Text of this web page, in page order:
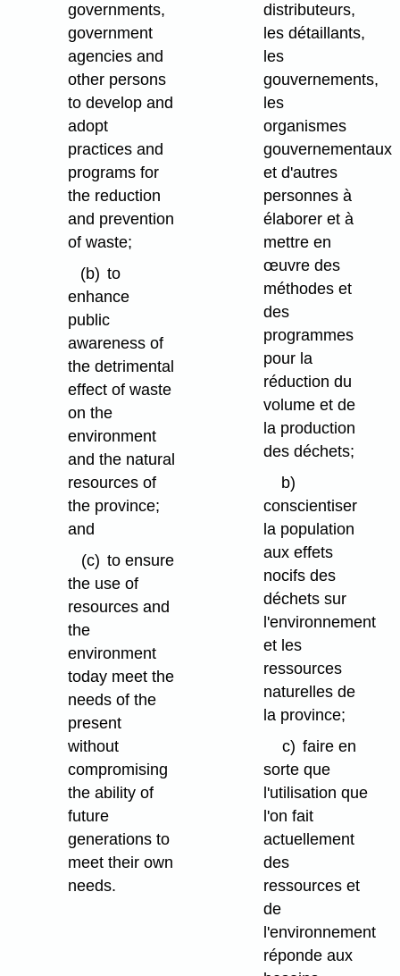
governments,
government
agencies and
other persons
to develop and
adopt
practices and
programs for
the reduction
and prevention
of waste;
(b) to
enhance
public
awareness of
the detrimental
effect of waste
on the
environment
and the natural
resources of
the province;
and
(c) to ensure
the use of
resources and
the
environment
today meet the
needs of the
present
without
compromising
the ability of
future
generations to
meet their own
needs.
distributeurs,
les détaillants,
les
gouvernements,
les
organismes
gouvernementaux
et d'autres
personnes à
élaborer et à
mettre en
œuvre des
méthodes et
des
programmes
pour la
réduction du
volume et de
la production
des déchets;
b)
conscientiser
la population
aux effets
nocifs des
déchets sur
l'environnement
et les
ressources
naturelles de
la province;
c) faire en
sorte que
l'utilisation que
l'on fait
actuellement
des
ressources et
de
l'environnement
réponde aux